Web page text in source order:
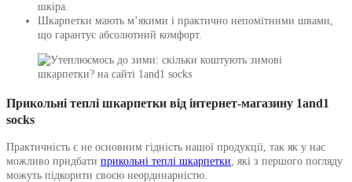
шкіра.
Шкарпетки мають м’якими і практично непомітними швами,
що гарантує абсолютний комфорт.
Прикольні теплі шкарпетки від інтернет-магазину 1and1
socks
Практичність є не основним гідність нашої продукції, так як у нас
можливо придбати прикольні теплі шкарпетки , які з першого погляду
можуть підкорити своєю неординарністю.